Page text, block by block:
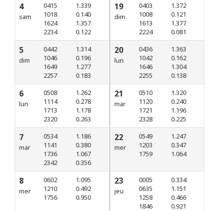
4
sam
0415
1018
1624
2234
1.339
0.140
1.357
0.122
5
dim
0442
1046
1649
2257
1.314
0.196
1.277
0.183
6
lun
0508
1114
1713
2320
1.262
0.278
1.178
0.263
7
mar
0534
1141
1736
2342
1.186
0.380
1.067
0.356
8
mer
0602
1210
1756
1.095
0.492
0.950
19
dim
0403
1008
1613
2224
1.372
0.121
1.377
0.081
20
lun
0436
1042
1646
2255
1.363
0.162
1.304
0.138
21
mar
0510
1120
1721
2328
1.320
0.240
1.196
0.225
22
mer
0549
1203
1759
1.247
0.347
1.064
23
jeu
0005
0635
1258
1846
0.334
1.151
0.466
0.921